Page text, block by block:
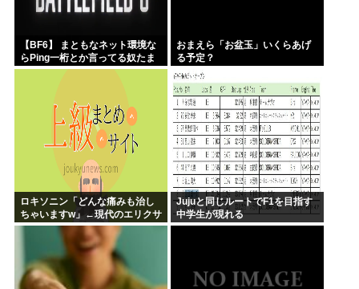
【BF6】 まともなネット環境な
らPing一桁とか言ってる奴たま
にいるけどマヌケすぎる
おまえら「お盆玉」いくらあげ
る予定？
ロキソニン「どんな痛みも治し
ちゃいますw」←現代のエリクサ
ーやろ…
Jujuと同じルートでF1を目指す
中学生が現れる